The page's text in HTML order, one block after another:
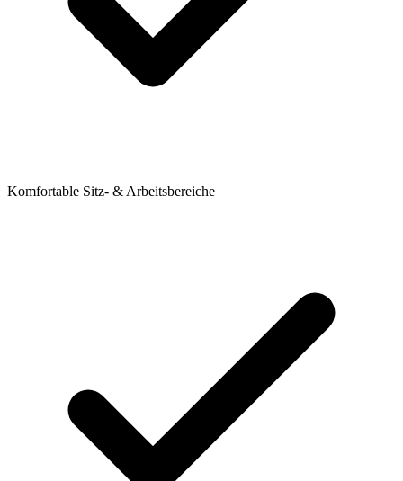
Komfortable Sitz- & Arbeitsbereiche